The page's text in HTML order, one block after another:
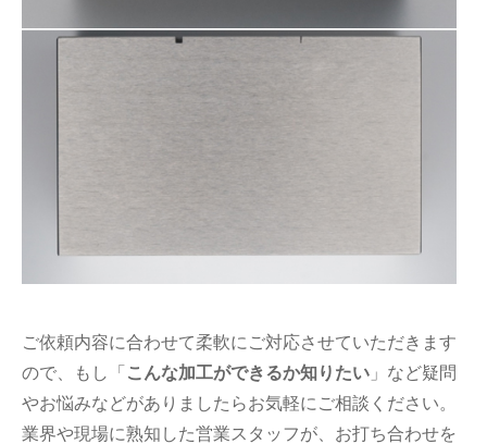
ご依頼内容に合わせて柔軟にご対応させていただきます
ので、もし「 こんな加工ができるか知りたい 」など疑問
やお悩みなどがありましたらお気軽にご相談ください。
業界や現場に熟知した営業スタッフが、お打ち合わせを